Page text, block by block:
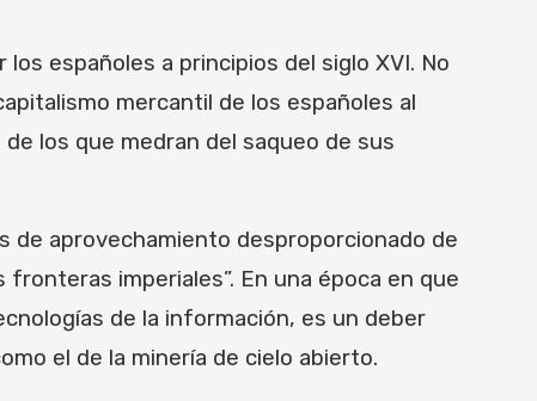
españoles a principios del siglo XVI. No
mercantil de los españoles al
los que medran del saqueo de sus
de aprovechamiento desproporcionado de
imperiales”. En una época en que
de la información, es un deber
el de la minería de cielo abierto.